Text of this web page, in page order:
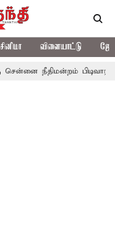
சினிமா விளையாட்டு
பிடிவாராண்ட்